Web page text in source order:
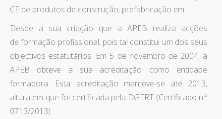
CE de produtos de construção; prefabricação em
Desde a sua criação que a APEB realiza acções
de formação profissional, pois tal constitui um dos seus
objectivos estatutários. Em 5 de novembro de 2004, a
APEB obteve a sua acreditação como entidade
formadora. Esta acreditação manteve-se até 2013,
altura em que foi certificada pela DGERT (Certificado n.º
0713/2013).